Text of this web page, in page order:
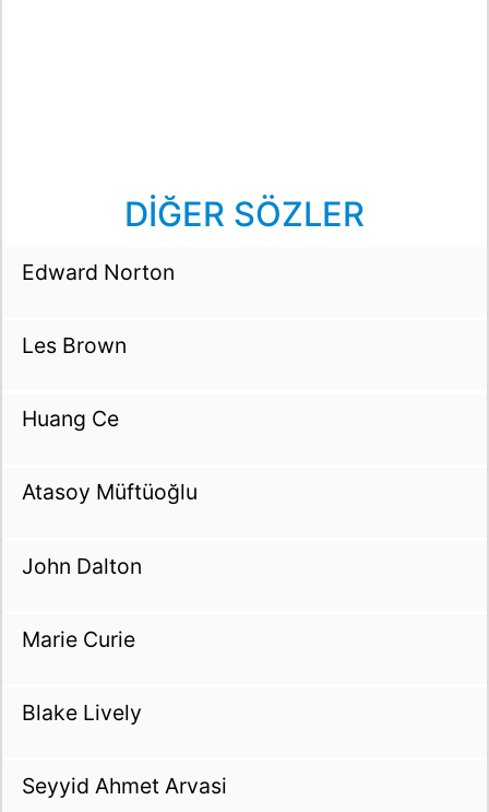
DİĞER SÖZLER
Edward Norton
Les Brown
Huang Ce
Atasoy Müftüoğlu
John Dalton
Marie Curie
Blake Lively
Seyyid Ahmet Arvasi